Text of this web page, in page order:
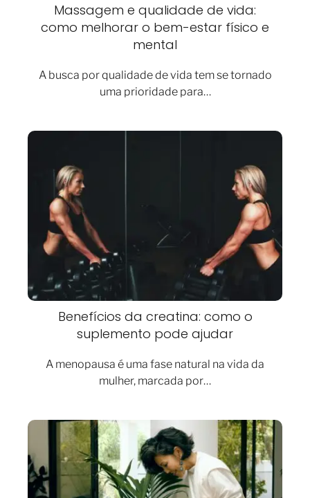
Massagem e qualidade de vida:
como melhorar o bem-estar físico e
mental
A busca por qualidade de vida tem se tornado
uma prioridade para…
Benefícios da creatina: como o
suplemento pode ajudar
A menopausa é uma fase natural na vida da
mulher, marcada por…